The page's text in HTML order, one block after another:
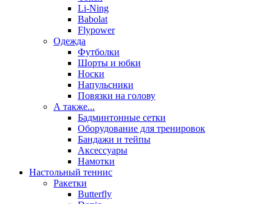
Li-Ning
Babolat
Flypower
Одежда
Футболки
Шорты и юбки
Носки
Напульсники
Повязки на голову
А также...
Бадминтонные сетки
Оборудование для тренировок
Бандажи и тейпы
Аксессуары
Намотки
Настольный теннис
Ракетки
Butterfly